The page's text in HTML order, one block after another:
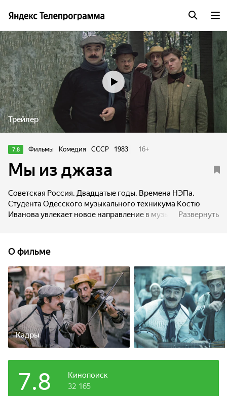
Трейлер
7.8 Фильмы Комедия СССР 1983 16+
Мы из джаза
Советская Россия. Двадцатые годы. Времена НЭПа.
Студента Одесского музыкального техникума Костю
Иванова увлекает новое направление в музыке — джаз. За
Константин выбирает джаз. Костя хочет создать свой
джаз-банд. По объявлению к нему приходят два друга-
музыканта — Стёпа и Жора. Стёпа играет на банджо, а
Жора — на барабанах. Константин заинтересовывает их
джазом и, новоиспечённый джаз-банд начинает
репетиции...
Развернуть
О фильме
Кадры
Кинопоиск
7.8 32 165